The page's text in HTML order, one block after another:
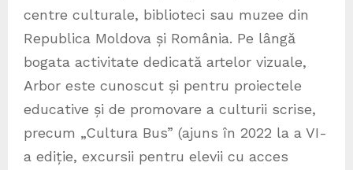
centre culturale, biblioteci sau muzee din
Republica Moldova și România. Pe lângă
bogata activitate dedicată artelor vizuale,
Arbor este cunoscut și pentru proiectele
educative și de promovare a culturii scrise,
precum „Cultura Bus” (ajuns în 2022 la a VI-
a ediție, excursii pentru elevii cu acces